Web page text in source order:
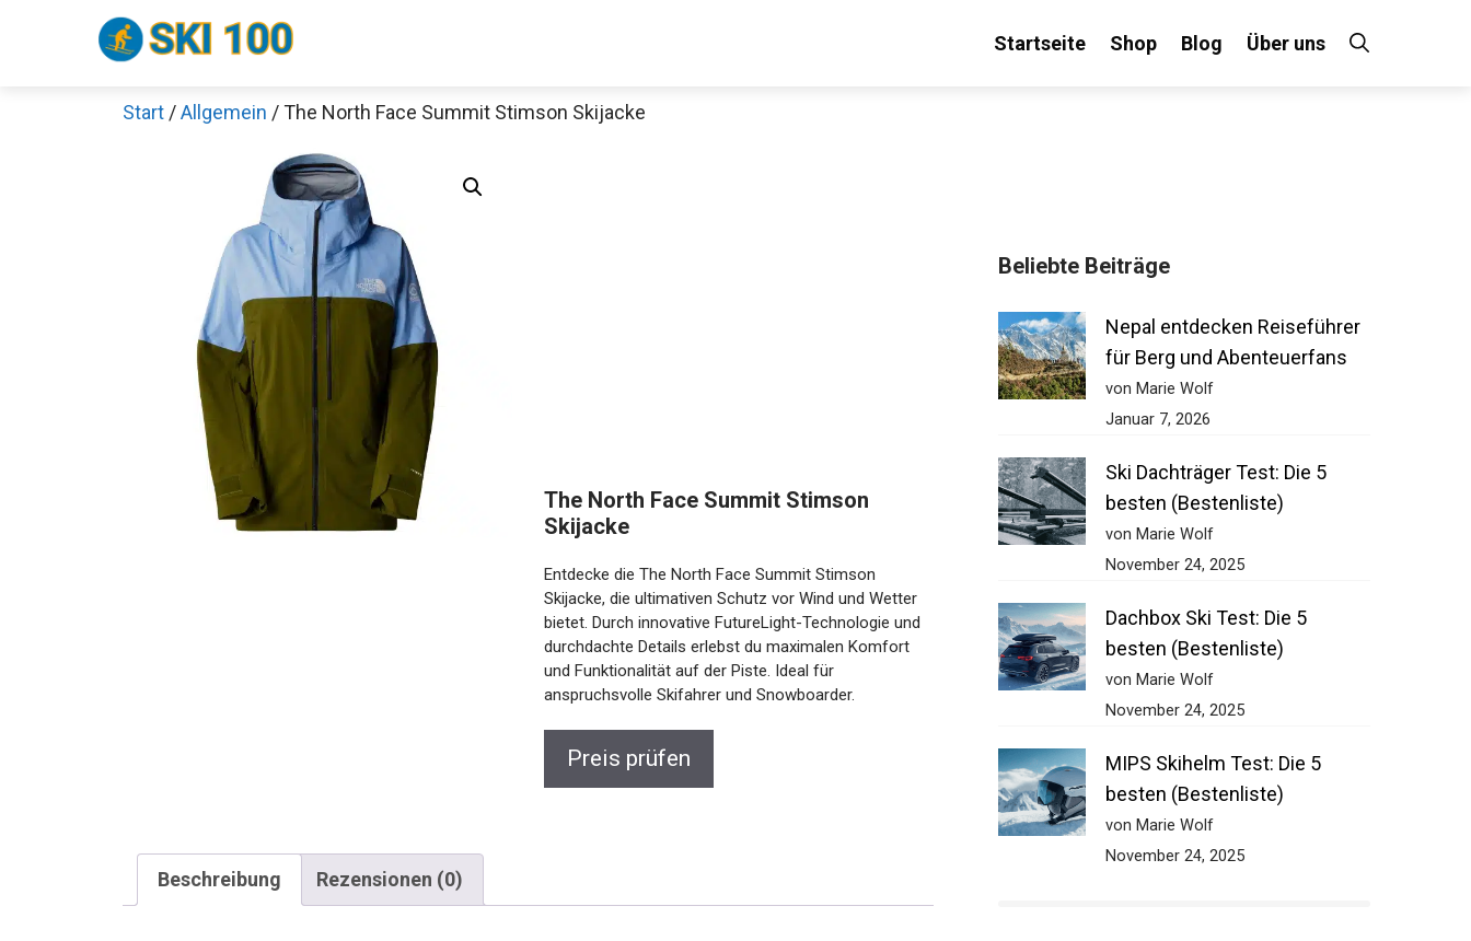
Startseite Shop Blog Über uns
Start /Allgemein / The North Face Summit Stimson Skijacke
The North Face Summit Stimson
Skijacke
Entdecke die The North Face Summit Stimson
Skijacke, die ultimativen Schutz vor Wind und Wetter
bietet. Durch innovative FutureLight-Technologie und
durchdachte Details erlebst du maximalen Komfort
und Funktionalität auf der Piste. Ideal für
anspruchsvolle Skifahrer und Snowboarder.
Preis prüfen
Beschreibung Rezensionen (0)
Beliebte Beiträge
Nepal entdecken Reiseführer
für Berg und Abenteuerfans
von Marie Wolf
Januar 7, 2026
Ski Dachträger Test: Die 5
besten (Bestenliste)
von Marie Wolf
November 24, 2025
Dachbox Ski Test: Die 5
besten (Bestenliste)
von Marie Wolf
November 24, 2025
MIPS Skihelm Test: Die 5
besten (Bestenliste)
von Marie Wolf
November 24, 2025
Schaue dir jetzt die meistverkauften Produkte im Sale bei Decathlon an!